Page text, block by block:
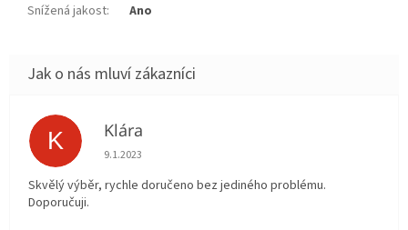
Snížená jakost: Ano
K Klára
Hodnocení obchodu je 5 z 5 hvězdiček.
9.1.2023
Skvělý výběr, rychle doručeno bez jediného problému.
Doporučuji.